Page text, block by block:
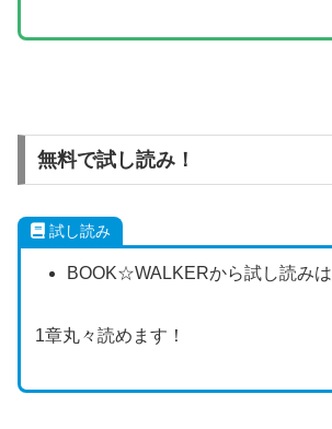
無料で試し読み！
試し読み
BOOK☆WALKERから試し読みは
1章丸々読めます！